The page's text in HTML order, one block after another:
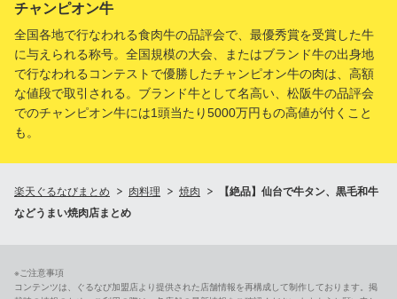
チャンピオン牛
全国各地で行なわれる食肉牛の品評会で、最優秀賞を受賞した牛
に与えられる称号。全国規模の大会、またはブランド牛の出身地
で行なわれるコンテストで優勝したチャンピオン牛の肉は、高額
な値段で取引される。ブランド牛として名高い、松阪牛の品評会
でのチャンピオン牛には1頭当たり5000万円もの高値が付くこと
も。
楽天ぐるなびまとめ 肉料理 焼肉
【絶品】仙台で牛タン、黒毛和牛
などうまい焼肉店まとめ
※ご注意事項
コンテンツは、ぐるなび加盟店より提供された店舗情報を再構成して制作しております。掲